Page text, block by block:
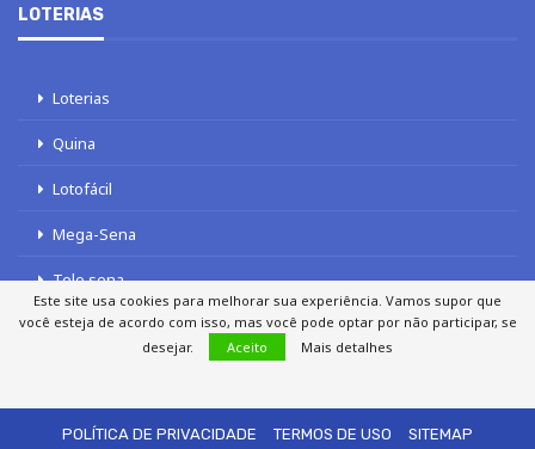
LOTERIAS
Loterias
Quina
Lotofácil
Mega-Sena
Tele sena
POLÍTICA DE PRIVACIDADE
TERMOS DE USO SITEMAP
Este site usa cookies para melhorar sua experiência. Vamos supor que
você esteja de acordo com isso, mas você pode optar por não participar, se
desejar.
Aceito Mais detalhes